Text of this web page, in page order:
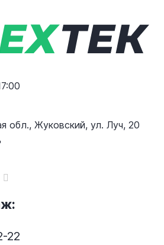
обл., Жуковский, ул. Луч, 20
22